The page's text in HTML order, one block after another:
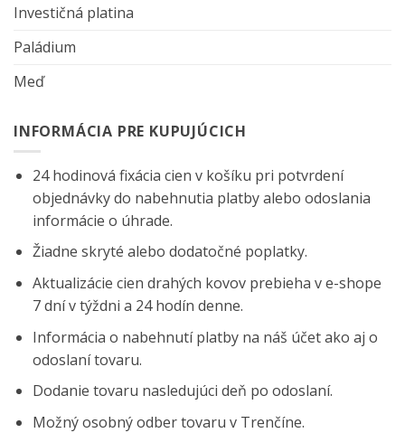
Investičná platina
Paládium
Meď
INFORMÁCIA PRE KUPUJÚCICH
24 hodinová fixácia cien v košíku pri potvrdení
objednávky do nabehnutia platby alebo odoslania
informácie o úhrade.
Žiadne skryté alebo dodatočné poplatky.
Aktualizácie cien drahých kovov prebieha v e-shope
7 dní v týždni a 24 hodín denne.
Informácia o nabehnutí platby na náš účet ako aj o
odoslaní tovaru.
Dodanie tovaru nasledujúci deň po odoslaní.
Možný osobný odber tovaru v Trenčíne.